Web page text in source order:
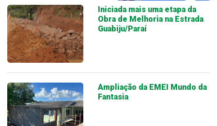
Iniciada mais uma etapa da
Obra de Melhoria na Estrada
Guabiju/Paraí
Ampliação da EMEI Mundo da
Fantasia